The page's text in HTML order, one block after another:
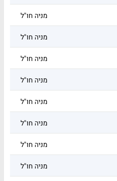
מניה חו"ל
מניה חו"ל
מניה חו"ל
מניה חו"ל
מניה חו"ל
מניה חו"ל
מניה חו"ל
מניה חו"ל